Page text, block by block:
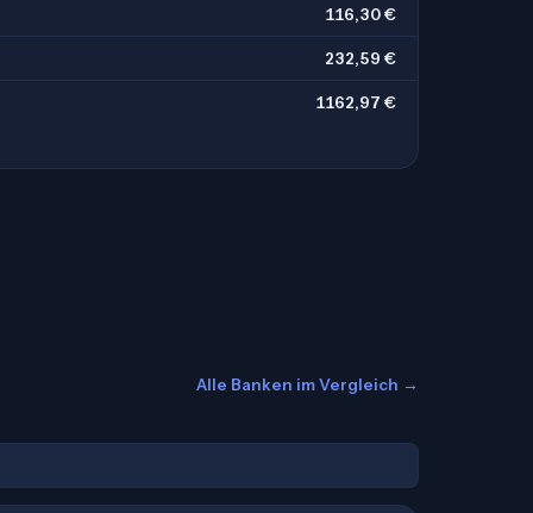
116,30 €
232,59 €
1162,97 €
Alle Banken im Vergleich →